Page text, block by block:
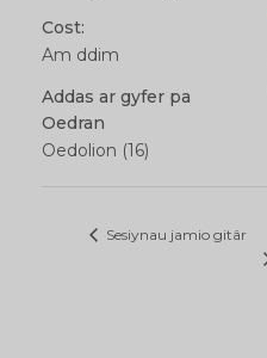
Cost:
Am ddim
Addas ar gyfer pa
Oedran
Oedolion (16)
Sesiynau jamio gitâr